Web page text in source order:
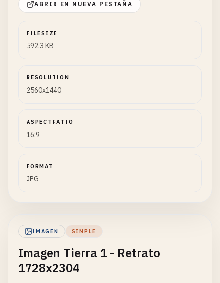
ABRIR EN NUEVA PESTAÑA
FILESIZE
592.3 KB
RESOLUTION
2560x1440
ASPECTRATIO
16:9
FORMAT
JPG
IMAGEN SIMPLE
Imagen Tierra 1 - Retrato
1728x2304